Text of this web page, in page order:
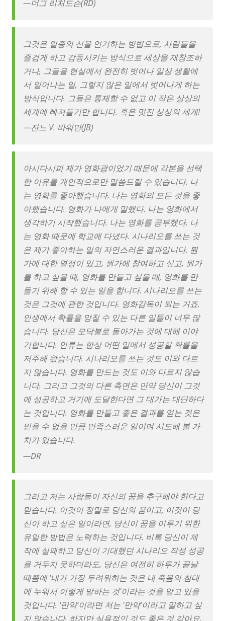
—더그 리처드슨(RD)
그것은 일종의 신을 연기하는 방법으로, 사람들을
즐겁게 하고 감동시키는 방식으로 세상을 재창조하
거나, 그들을 현실에서 완전히 벗어나 일상 생활에
서 일어나는 일, 그렇지 않은 일에서 벗어나게 하는
방식입니다. 그들은 통제할 수 없고 이 작은 상상의
세계에 빠져들기만 합니다. 혹은 멋진 상상의 세계!
—잔느 V. 바워만(JB)
아시다시피 제가 영화광이었기 때문에 각본을 선택
한 이유를 개인적으로만 말씀드릴 수 있습니다. 나
는 영화를 좋아했습니다. 나는 영화의 모든 것을 좋
아했습니다. 영화가 나에게 말했다. 나는 영화에서
생각하기 시작했습니다. 나는 영화를 공부했다. 나
는 영화 때문에 학교에 다녔다. 시나리오를 쓰는 것
은 제가 좋아하는 일의 자연스러운 결과입니다. 뭔
가에 대한 열정이 있고, 뭔가에 참여하고 싶고, 뭔가
를 하고 싶을 때, 영화를 만들고 싶을 때, 영화를 만
들기 위해 할 수 있는 일을 합니다. 시나리오를 쓰는
것은 그것에 관한 것입니다. 영화감독이 되는 거죠.
인생에서 확률을 망칠 수 있는 다른 일들이 너무 많
습니다. 당신은 모닥불로 돌아가는 것에 대해 이야
기합니다. 인류는 항상 어떤 일에서 성공할 확률을
저주해 왔습니다. 시나리오를 쓰는 것도 이와 다르
지 않습니다. 영화를 만드는 것도 이와 다르지 않습
니다. 그리고 그것의 다른 측면은 만약 당신이 그것
에 성공하고 거기에 도달한다면 그 대가는 대단하다
는 것입니다. 영화를 만들고 좋은 결과를 얻는 것은
믿을 수 없을 만큼 만족스러운 일이며 시도해 볼 가
치가 있습니다.
—DR
그리고 저는 사람들이 자신의 꿈을 추구해야 한다고
믿습니다. 이것이 정말로 당신의 꿈이고, 이것이 당
신이 하고 싶은 일이라면, 당신이 꿈을 이루기 위한
유일한 방법은 노력하는 것입니다. 비록 당신이 제
작에 실패하고 당신이 기대했던 시나리오 작성 성공
을 거두지 못하더라도, 당신은 여전히 ​​하루가 끝날
때쯤에 '내가 가장 두려워하는 것은 내 죽음의 침대
에 누워서 이렇게 말하는 것'이라는 것을 알고 있을
것입니다. '만약'이라면 저는 '만약'이라고 말하고 싶
지 않습니다. 하지만 실용적인 것도 좋은 것 같아요.